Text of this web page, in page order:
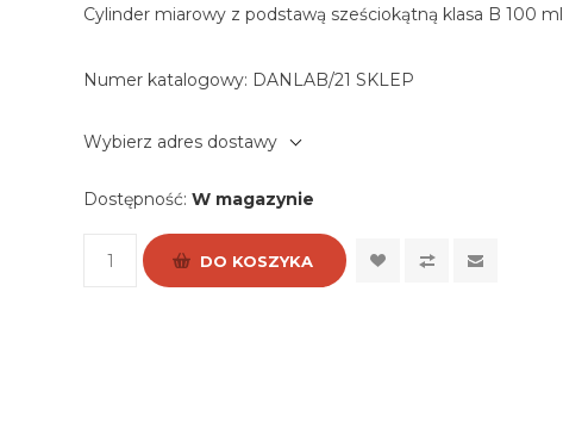
Cylinder miarowy z podstawą sześciokątną klasa B 100 ml
Numer katalogowy: DANLAB/21 SKLEP
Wybierz adres dostawy
Dostępność: W magazynie
DO KOSZYKA